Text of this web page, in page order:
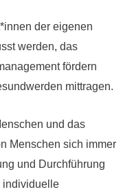
der eigenen
werden, das
fördern
mittragen.
und das
Menschen sich immer
und Durchführung
individuelle